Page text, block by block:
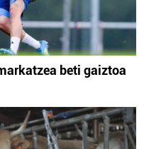
beti gaiztoa